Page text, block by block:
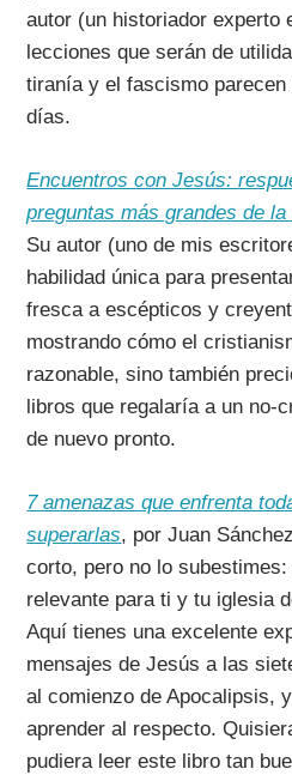
autor (un historiador experto
lecciones que serán de
tiranía y el fascismo
días.
Encuentros con Jesús:
preguntas más grandes de la
Su autor (uno de mis
habilidad única para
fresca a escépticos y
mostrando cómo el
razonable, sino también
libros que regalaría a un no-
de nuevo pronto.
7 amenazas que enfrenta
superarlas, por Juan
corto, pero no lo
relevante para ti y tu iglesia
Aquí tienes una excelente
mensajes de Jesús a las
al comienzo de Apocalipsis,
aprender al respecto.
pudiera leer este libro tan